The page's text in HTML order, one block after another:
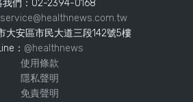
我們：02-2394-0168
service@healthnews.com.tw
大安區市民大道三段142號5樓
： @healthnews
使用條款
隱私聲明
免責聲明